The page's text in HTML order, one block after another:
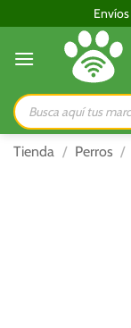
al
contenido
Envíos
Búsqueda
de
productos
Tienda / Perros /